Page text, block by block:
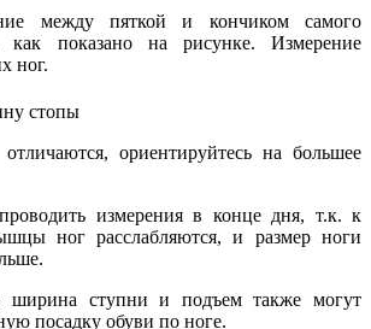
между пяткой и кончиком самого
как показано на рисунке. Измерение
ног.
ориентируйтесь на большее
измерения в конце дня, т.к. к
ног расслабляются, и размер ноги
ширина ступни и подъем также могут
посадку обуви по ноге.